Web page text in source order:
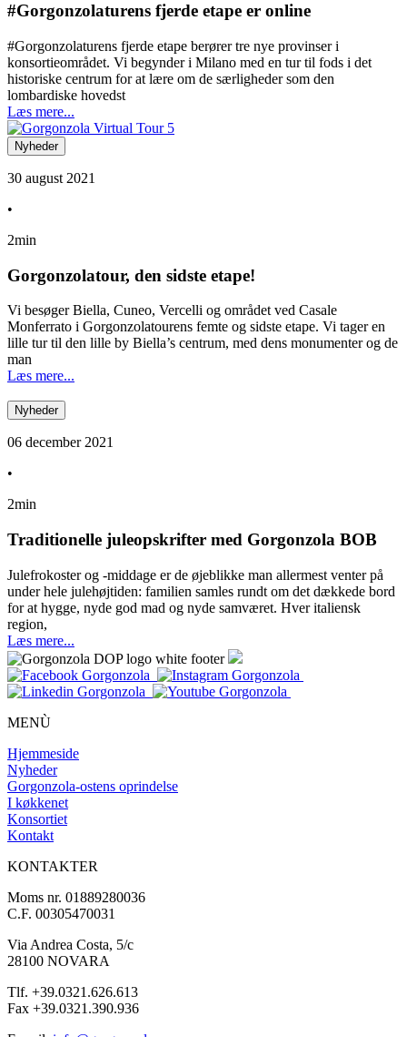
#Gorgonzolaturens fjerde etape er online
#Gorgonzolaturens fjerde etape berører tre nye provinser i
konsortieområdet. Vi begynder i Milano med en tur til fods i det
historiske centrum for at lære om de særligheder som den
lombardiske hovedst
Læs mere...
Nyheder
30 august 2021
•
2min
Gorgonzolatour, den sidste etape!
Vi besøger Biella, Cuneo, Vercelli og området ved Casale
Monferrato i Gorgonzolatourens femte og sidste etape. Vi tager en
lille tur til den lille by Biella’s centrum, med dens monumenter og de
man
Læs mere...
Nyheder
06 december 2021
•
2min
Traditionelle juleopskrifter med Gorgonzola BOB
Julefrokoster og -middage er de øjeblikke man allermest venter på
under hele julehøjtiden: familien samles rundt om det dækkede bord
for at hygge, nyde god mad og nyde samværet. Hver italiensk
region,
Læs mere...
MENÙ
Hjemmeside
Nyheder
Gorgonzola-ostens oprindelse
I køkkenet
Konsortiet
Kontakt
KONTAKTER
Moms nr. 01889280036
C.F. 00305470031
Via Andrea Costa, 5/c
28100 NOVARA
Tlf. +39.0321.626.613
Fax +39.0321.390.936